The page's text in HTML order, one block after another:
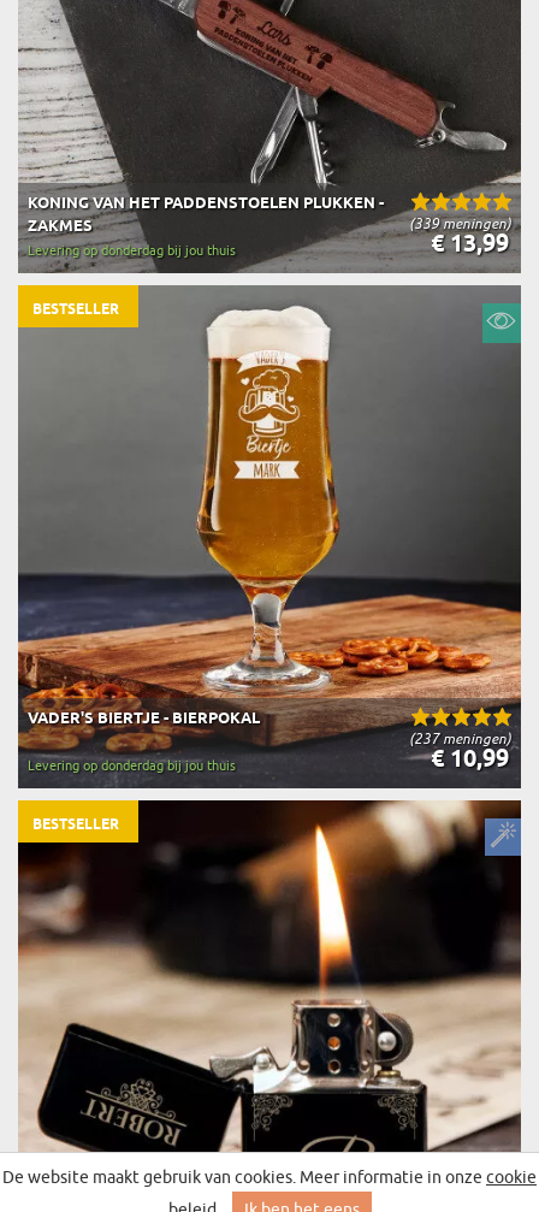
(339 meningen)
KONING VAN HET PADDENSTOELEN PLUKKEN -
ZAKMES
€ 13,99
Levering op donderdag bij jou thuis
(237 meningen)
VADER'S BIERTJE - BIERPOKAL
€ 10,99
Levering op donderdag bij jou thuis
BESTSELLER
BESTSELLER
De website maakt gebruik van cookies. Meer informatie in onze cookie